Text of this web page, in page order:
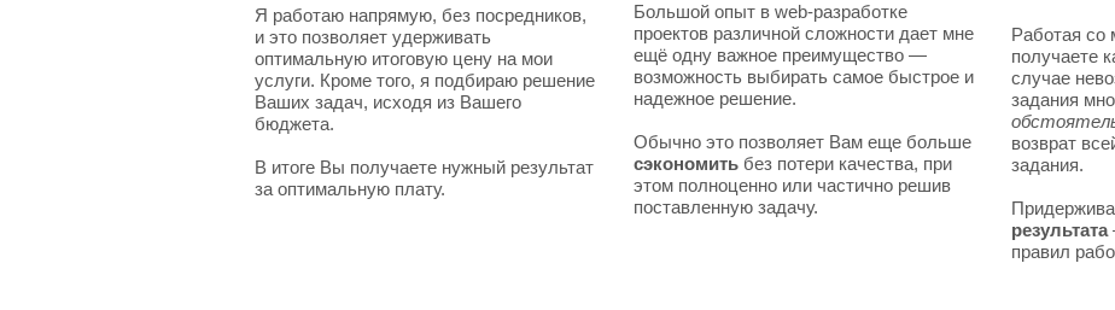
Я работаю напрямую, без посредников,
и это позволяет удерживать
оптимальную итоговую цену на мои
услуги. Кроме того, я подбираю решение
Ваших задач, исходя из Вашего
бюджета.
В итоге Вы получаете нужный результат
за оптимальную плату.
Большой опыт в web-разработке
проектов различной сложности дает мне
ещё одну важное преимущество —
возможность выбирать самое быстрое и
надежное решение.
Обычно это позволяет Вам еще больше
сэкономитьбез потери качества, при
этом полноценно или частично решив
поставленную задачу.
Работая со
получаете
случае
задания
возврат
задания.
результата
правил